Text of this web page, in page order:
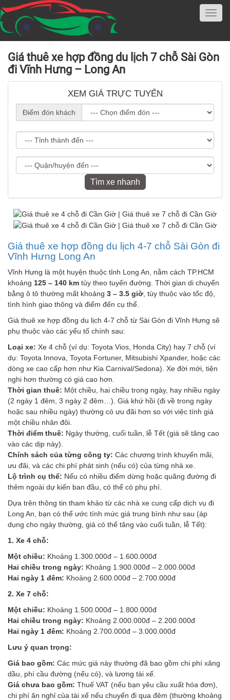
Giá thuê xe hợp đồng du lịch 7 chỗ Sài Gòn
đi Vĩnh Hưng – Long An
XEM GIÁ TRỰC TUYẾN
Điểm đón khách
Tìm xe nhanh
Giá thuê xe hợp đồng du lịch 4-7 chỗ Sài Gòn đi
Vĩnh Hưng Long An
Vĩnh Hưng là một huyện thuộc tỉnh Long An, nằm cách TP.HCM
khoảng 125 – 140 km tùy theo tuyến đường. Thời gian di chuyển
bằng ô tô thường mất khoảng 3 – 3.5 giờ , tùy thuộc vào tốc độ,
tình hình giao thông và điểm đến cụ thể.
Giá thuê xe hợp đồng du lịch 4-7 chỗ từ Sài Gòn đi Vĩnh Hưng sẽ
phụ thuộc vào các yếu tố chính sau:
Loại xe: Xe 4 chỗ (ví dụ: Toyota Vios, Honda City) hay 7 chỗ (ví
dụ: Toyota Innova, Toyota Fortuner, Mitsubishi Xpander, hoặc các
dòng xe cao cấp hơn như Kia Carnival/Sedona). Xe đời mới, tiện
nghi hơn thường có giá cao hơn.
Thời gian thuê: Một chiều, hai chiều trong ngày, hay nhiều ngày
(2 ngày 1 đêm, 3 ngày 2 đêm…). Giá khứ hồi (đi về trong ngày
hoặc sau nhiều ngày) thường có ưu đãi hơn so với việc tính giá
một chiều nhân đôi.
Thời điểm thuê: Ngày thường, cuối tuần, lễ Tết (giá sẽ tăng cao
vào các dịp này).
Chính sách của từng công ty: Các chương trình khuyến mãi,
ưu đãi, và các chi phí phát sinh (nếu có) của từng nhà xe.
Lộ trình cụ thể: Nếu có nhiều điểm dừng hoặc quãng đường đi
thêm ngoài dự kiến ban đầu, có thể có phụ phí.
Dựa trên thông tin tham khảo từ các nhà xe cung cấp dịch vụ đi
Long An, bạn có thể ước tính mức giá trung bình như sau (áp
dụng cho ngày thường, giá có thể tăng vào cuối tuần, lễ Tết):
1. Xe 4 chỗ:
Một chiều: Khoảng 1.300.000đ – 1.600.000đ
Hai chiều trong ngày: Khoảng 1.900.000đ – 2.000.000đ
Hai ngày 1 đêm: Khoảng 2.600.000đ – 2.700.000đ
2. Xe 7 chỗ:
Một chiều: Khoảng 1.500.000đ – 1.800.000đ
Hai chiều trong ngày: Khoảng 2.000.000đ – 2.200.000đ
Hai ngày 1 đêm: Khoảng 2.700.000đ – 3.000.000đ
Lưu ý quan trọng:
Giá bao gồm: Các mức giá này thường đã bao gồm chi phí xăng
dầu, phí cầu đường (nếu có), và lương tài xế.
Giá chưa bao gồm: Thuế VAT (nếu bạn yêu cầu xuất hóa đơn),
chi phí ăn nghỉ của tài xế nếu chuyến đi qua đêm (thường khoảng